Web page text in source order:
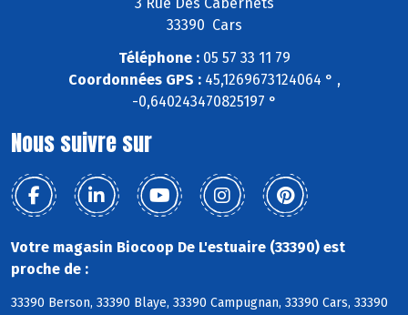
33390 Cars
Téléphone :05 57 33 11 79
Coordonnées GPS :45,1269673124064 ° ,
-0,640243470825197 °
Nous suivre sur
Votre magasin Biocoop De L'estuaire (33390) est
proche de :
33390 Berson, 33390 Blaye, 33390 Campugnan, 33390 Cars, 33390